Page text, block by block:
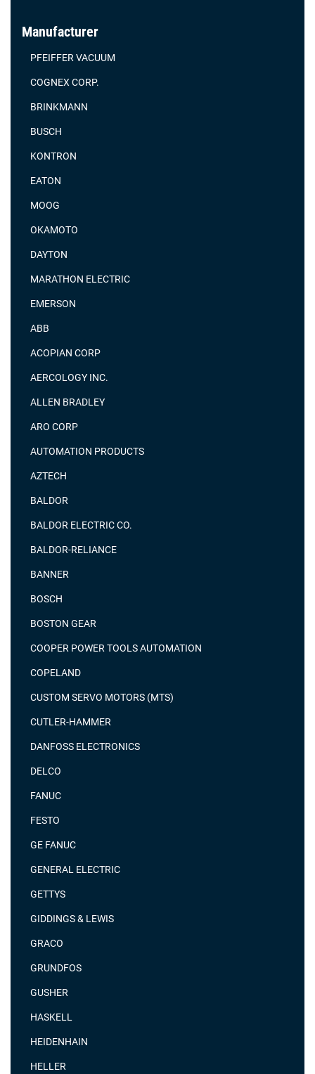
Manufacturer
PFEIFFER VACUUM
COGNEX CORP.
BRINKMANN
BUSCH
KONTRON
EATON
MOOG
OKAMOTO
DAYTON
MARATHON ELECTRIC
EMERSON
ABB
ACOPIAN CORP
AERCOLOGY INC.
ALLEN BRADLEY
ARO CORP
AUTOMATION PRODUCTS
AZTECH
BALDOR
BALDOR ELECTRIC CO.
BALDOR-RELIANCE
BANNER
BOSCH
BOSTON GEAR
COOPER POWER TOOLS AUTOMATION
COPELAND
CUSTOM SERVO MOTORS (MTS)
CUTLER-HAMMER
DANFOSS ELECTRONICS
DELCO
FANUC
FESTO
GE FANUC
GENERAL ELECTRIC
GETTYS
GIDDINGS & LEWIS
GRACO
GRUNDFOS
GUSHER
HASKELL
HEIDENHAIN
HELLER